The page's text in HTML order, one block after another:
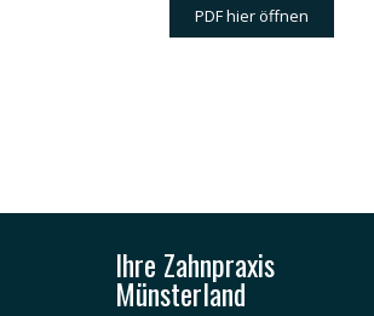
PDF hier öffnen
Ihre Zahnpraxis
Münsterland